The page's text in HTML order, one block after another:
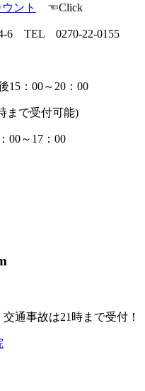
ント ☜Click
6 TEL 0270-22-0155
：00～20：00
まで受付可能)
00～17：00